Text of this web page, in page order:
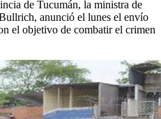
de Tucumán, la ministra de
anunció el lunes el envío
el objetivo de combatir el crimen